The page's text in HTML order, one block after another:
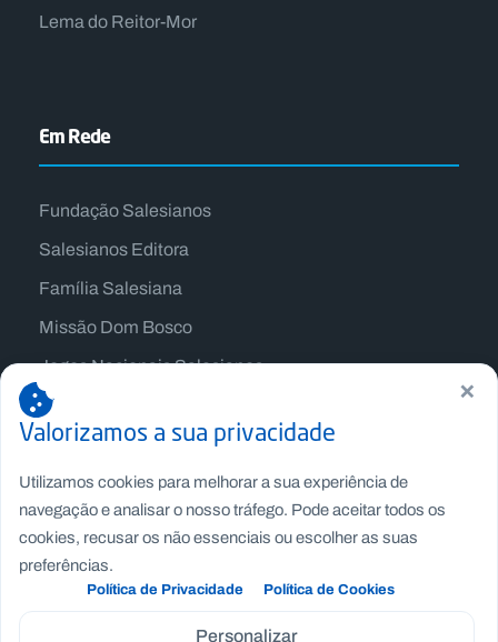
Lema do Reitor-Mor
Em Rede
Fundação Salesianos
Salesianos Editora
Família Salesiana
Missão Dom Bosco
Jogos Nacionais Salesianos
×
Valorizamos a sua privacidade
Utilizamos cookies para melhorar a sua experiência de
navegação e analisar o nosso tráfego. Pode aceitar todos os
cookies, recusar os não essenciais ou escolher as suas
preferências.
Política de Privacidade Política de Cookies
Personalizar